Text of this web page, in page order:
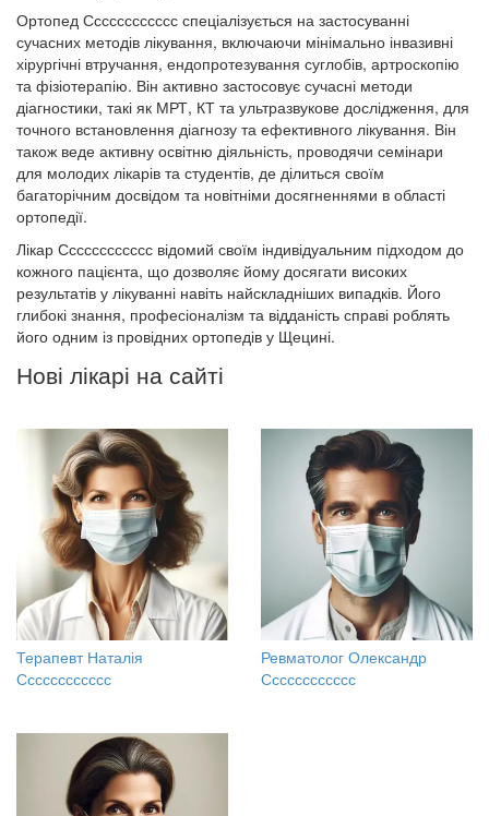
Ортопед Сссссссссссс спеціалізується на застосуванні
сучасних методів лікування, включаючи мінімально інвазивні
хірургічні втручання, ендопротезування суглобів, артроскопію
та фізіотерапію. Він активно застосовує сучасні методи
діагностики, такі як МРТ, КТ та ультразвукове дослідження, для
точного встановлення діагнозу та ефективного лікування. Він
також веде активну освітню діяльність, проводячи семінари
для молодих лікарів та студентів, де ділиться своїм
багаторічним досвідом та новітніми досягненнями в області
ортопедії.
Лікар Сссссссссссс відомий своїм індивідуальним підходом до
кожного пацієнта, що дозволяє йому досягати високих
результатів у лікуванні навіть найскладніших випадків. Його
глибокі знання, професіоналізм та відданість справі роблять
його одним із провідних ортопедів у Щецині.
Нові лікарі на сайті
Терапевт Наталія
Сссссссссссс
Ревматолог Олександр
Сссссссссссс